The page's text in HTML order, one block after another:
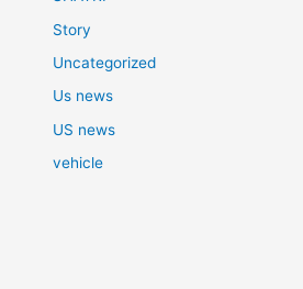
Story
Uncategorized
Us news
US news
vehicle